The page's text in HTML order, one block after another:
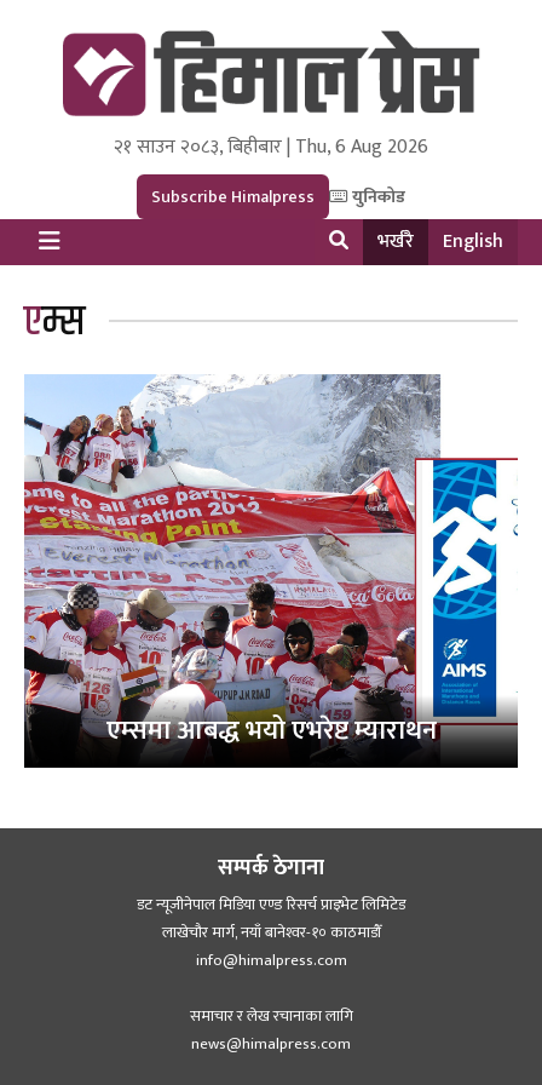
Himal Press
Dot NewsyNepal Media and Research Pvt Ltd.
२१ साउन २०८३, बिहीबार | Thu, 6 Aug 2026
Subscribe Himalpress युनिकोड
भर्खरै English
एम्स
एम्समा आबद्ध भयो एभरेष्ट म्याराथन
सम्पर्क ठेगाना
डट न्यूजीनेपाल मिडिया एण्ड रिसर्च प्राइभेट लिमिटेड
लाखेचौर मार्ग, नयाँ बानेश्‍वर-१० काठमाडौँ
info@himalpress.com
समाचार र लेख रचानाका लागि
news@himalpress.com